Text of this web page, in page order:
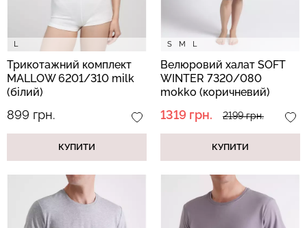
L
Трикотажний комплект
MALLOW 6201/310 milk
(білий)
899 грн.
КУПИТИ
S M L
Велюровий халат SOFT
WINTER 7320/080
mokko (коричневий)
1319 грн. 2199 грн.
КУПИТИ